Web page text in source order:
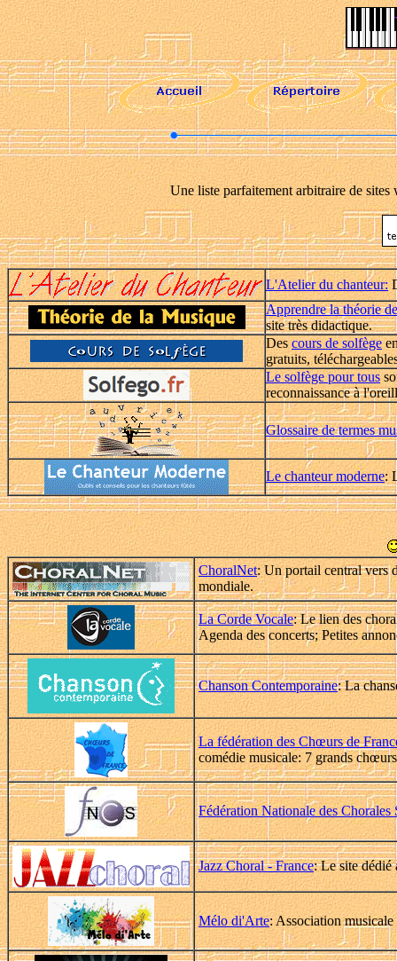
Une liste parfaitement arbitraire de sites
L'Atelier du chanteur:
Apprendre la théorie
site très didactique.
Des cours de solfège
gratuits,
Le solfège pour tous
reconnaissance à
Glossaire de termes
Le chanteur moderne:
ChoralNet: Un portail central vers
mondiale.
La Corde Vocale: Le lien des
Agenda des concerts; Petites
Chanson Contemporaine: La
La fédération des Chœurs de
comédie musicale: 7 grands
Fédération Nationale des Chorales
Jazz Choral - France: Le site dédié
Mélo di'Arte: Association